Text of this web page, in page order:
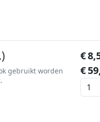
€
€
gebruikt worden